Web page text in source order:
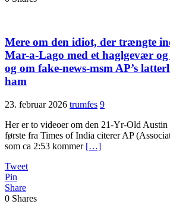
Mere om den idiot, der trængte
Mar-a-Lago med et haglgevær
og om fake-news-msm AP’s
ham
23. februar 2026 trumfes 9
Her er to videoer om den 21-Yr-Old
første fra Times of India citerer AP
som ca 2:53 kommer […]
Tweet
Pin
Share
0 Shares